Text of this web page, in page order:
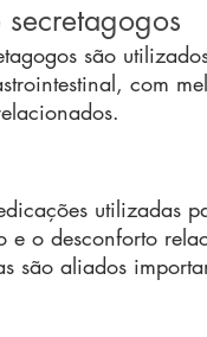
são
com
utilizadas
e o desconforto
são aliados